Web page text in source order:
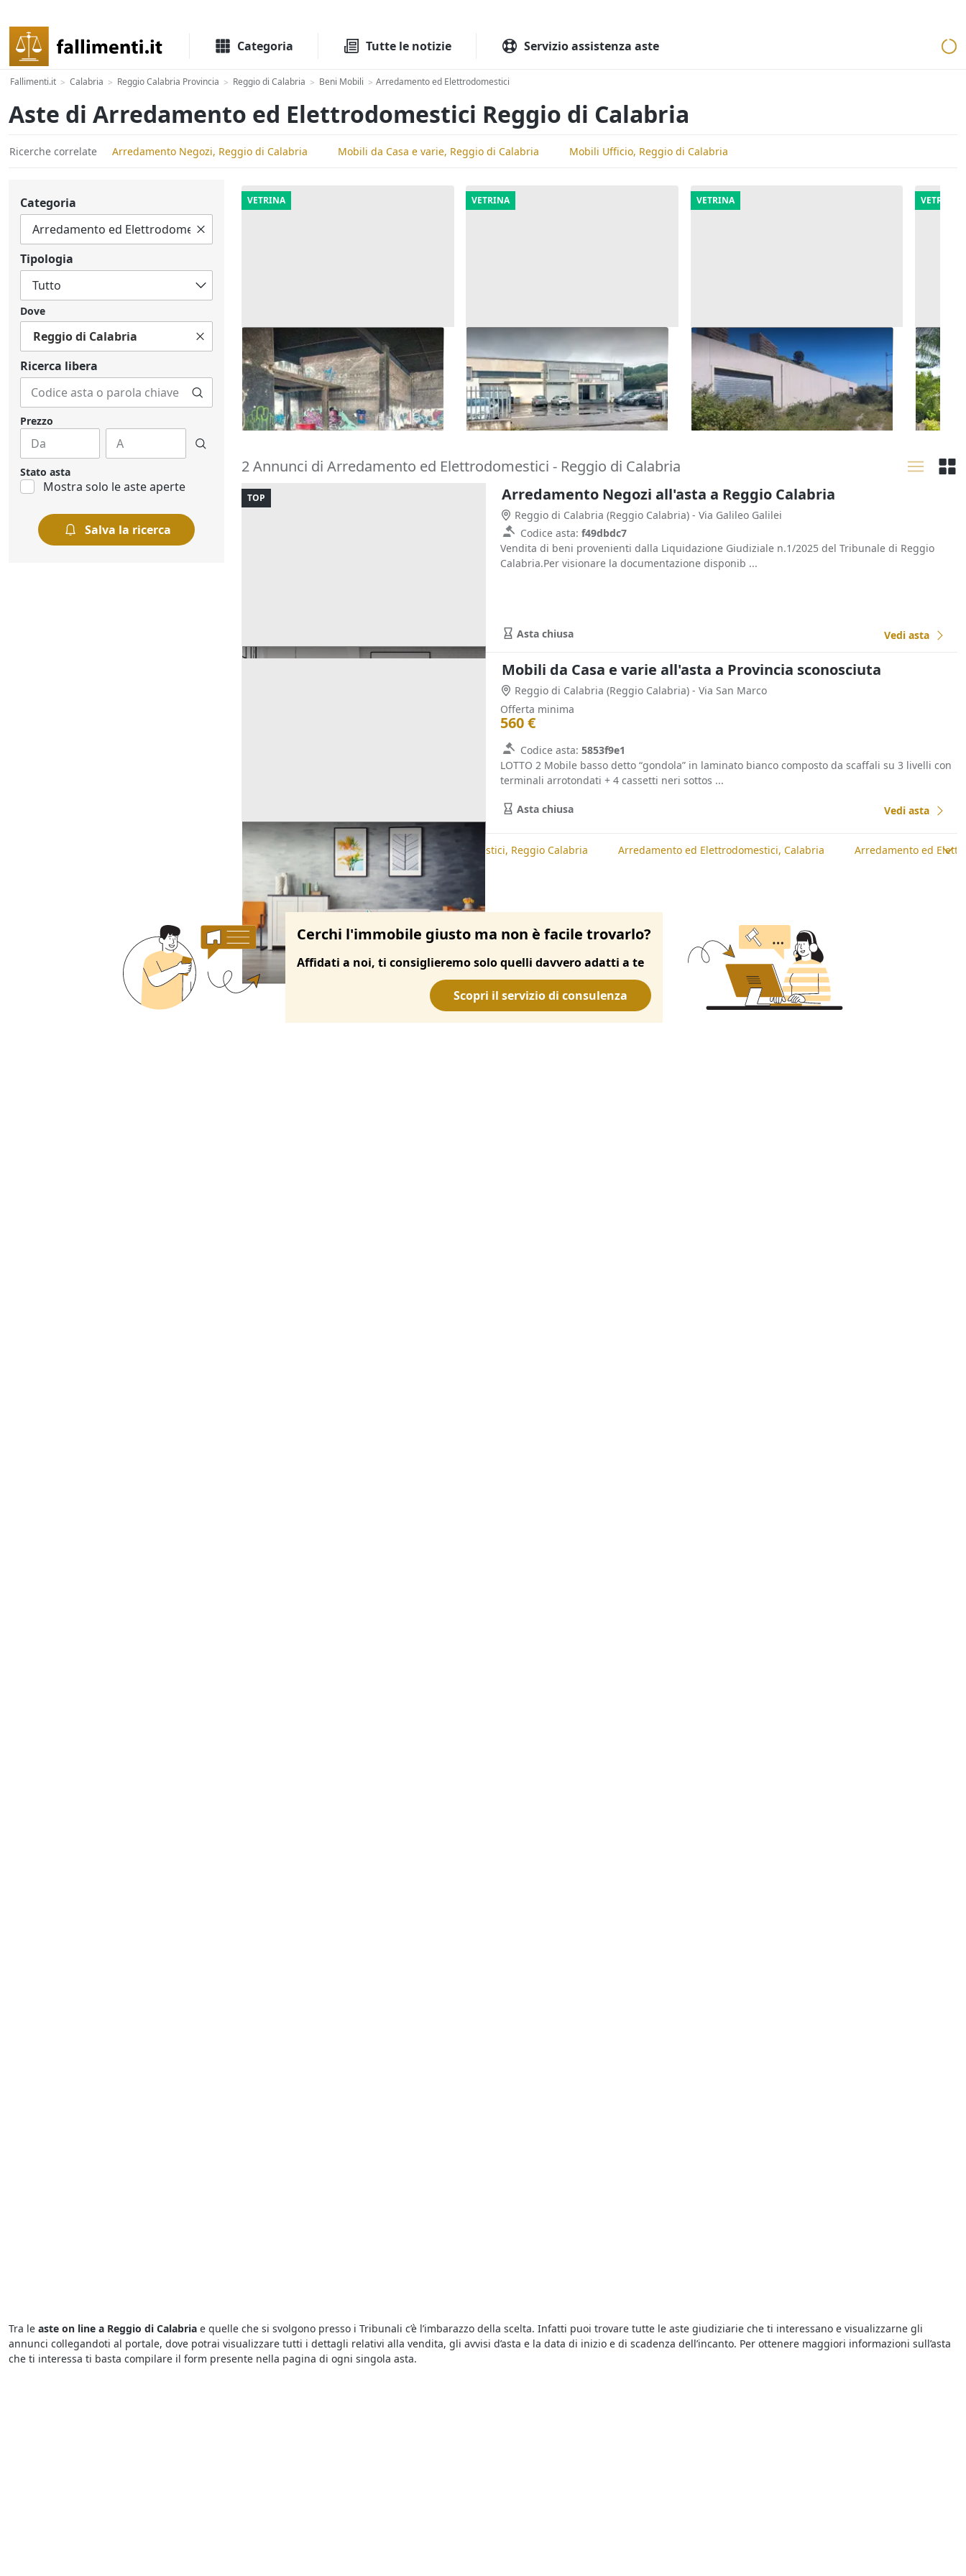
Categoria Tutte le notizie Servizio assistenza aste
Fallimenti.it > Calabria > Reggio Calabria Provincia > Reggio di Calabria > Beni Mobili > Arredamento ed Elettrodomestici
Aste di Arredamento ed Elettrodomestici Reggio di Calabria
Ricerche correlate Arredamento Negozi, Reggio di Calabria Mobili da Casa e varie, Reggio di Calabria Mobili Ufficio, Reggio di Calabria
Categoria
Tipologia
Dove
Reggio di Calabria
Ricerca libera
Prezzo
Stato asta
Mostra solo le aste aperte
Salva la ricerca
VETRINA
Asta Unità collabenti in
complesso abbandonato
Messina (Messina)
557.963 €
21/10/2026
VETRINA
Asta Struttura commerciale con
cortile carrabile
Messina (Messina)
1.451.988 €
23/10/2026
VETRINA
Asta Capannone con parcheggio
da completare
Messina (Messina)
1.240.313 €
23/10/2026
VETRINA
Asta
23/
2 Annunci di Arredamento ed Elettrodomestici - Reggio di Calabria
TOP Arredamento Negozi all'asta a Reggio Calabria
Reggio di Calabria (Reggio Calabria) - Via Galileo Galilei
Codice asta: f49dbdc7
Vendita di beni provenienti dalla Liquidazione Giudiziale n.1/2025 del Tribunale di Reggio
Calabria.Per visionare la documentazione disponib ...
Asta chiusa Vedi asta
Mobili da Casa e varie all'asta a Provincia sconosciuta
Reggio di Calabria (Reggio Calabria) - Via San Marco
Offerta minima
560 €
Codice asta: 5853f9e1
LOTTO 2 Mobile basso detto “gondola” in laminato bianco composto da scaffali su 3 livelli con
terminali arrotondati + 4 cassetti neri sottos ...
Asta chiusa Vedi asta
Ricerche correlate Arredamento ed Elettrodomestici, Reggio Calabria Arredamento ed Elettrodomestici, Calabria Arredamento ed
Cerchi l'immobile giusto ma non è facile trovarlo?
Affidati a noi, ti consiglieremo solo quelli davvero adatti a te
Scopri il servizio di consulenza
Tra le aste on line a Reggio di Calabria e quelle che si svolgono presso i Tribunali c’è l’imbarazzo della scelta. Infatti puoi trovare tutte le aste giudiziarie che ti interessano e visualizzarne gli
annunci collegandoti al portale, dove potrai visualizzare tutti i dettagli relativi alla vendita, gli avvisi d’asta e la data di inizio e di scadenza dell’incanto. Per ottenere maggiori informazioni sull’asta
che ti interessa ti basta compilare il form presente nella pagina di ogni singola asta.